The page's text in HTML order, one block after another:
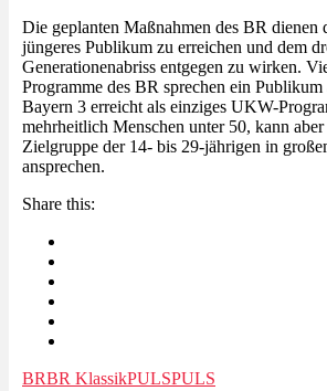
Die geplanten Maßnahmen des BR dienen
jüngeres Publikum zu erreichen und dem
Generationenabriss entgegen zu wirken.
Programme des BR sprechen ein Publikum
Bayern 3 erreicht als einziges UKW-
mehrheitlich Menschen unter 50, kann
Zielgruppe der 14- bis 29-jährigen in
ansprechen.
Share this:
BRBR KlassikPULSPULS